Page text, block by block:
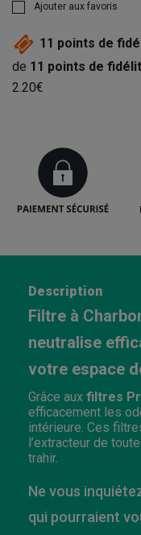
Ajouter aux favoris
11 points de
de 11 points de
2.20€
Description
Filtre à
neutralise
votre espace
Grâce aux filtres
efficacement les
intérieure. Ces
l’extracteur de
trahir.
Ne vous
qui pourraient